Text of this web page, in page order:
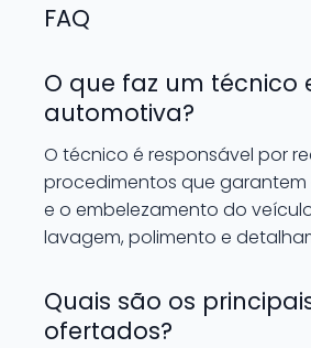
FAQ
O que faz um técnico
automotiva?
O técnico é responsável por
procedimentos que
e o embelezamento do
lavagem, polimento e
Quais são os
ofertados?